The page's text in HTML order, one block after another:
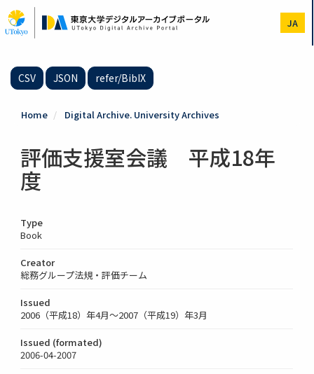
to
main
JA
CSV JSON refer/BibIX
Home Digital Archive. University Archives
評価支援室会議 平成18年
度
Type
Book
Creator
総務グループ法規・評価チーム
Issued
2006（平成18）年4月～2007（平成19）年3月
Issued (formated)
2006-04-2007